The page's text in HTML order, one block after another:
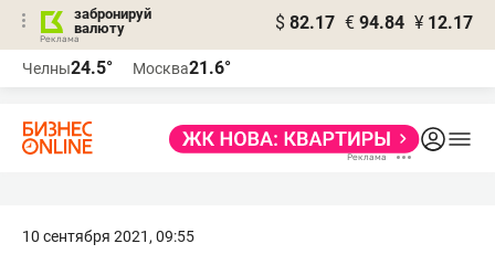
забронируй
валюту
$ 82.17 € 94.84 ¥ 12.17
Челны24.5° Москва21.6°
10 сентября 2021, 09:55